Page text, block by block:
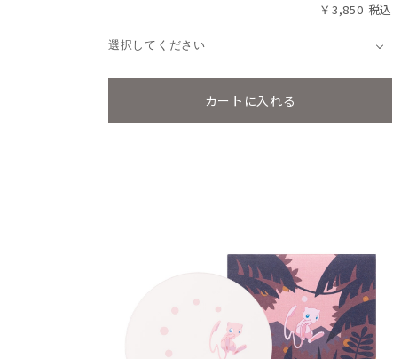
￥3,850
選択してください
カートに入れる